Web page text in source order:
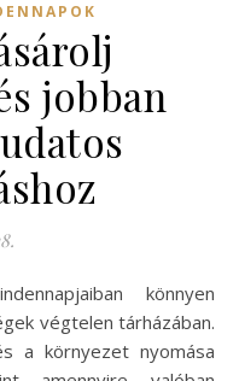
jobban
végtelen tárházában.
a környezet nyomása